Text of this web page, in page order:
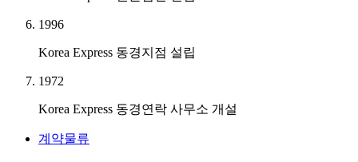
1996
Korea Express 동경지점 설립
1972
Korea Express 동경연락 사무소 개설
계약물류